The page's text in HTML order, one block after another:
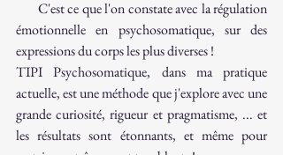
émotionnelle en psychosomatique, sur des
expressions du corps les plus diverses !
TIPI Psychosomatique, dans ma pratique
actuelle, est une méthode que j'explore avec une
grande curiosité, rigueur et pragmatisme, ... et
les résultats sont étonnants, et même pour